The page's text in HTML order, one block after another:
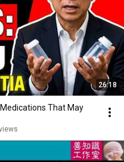
26:18
That May